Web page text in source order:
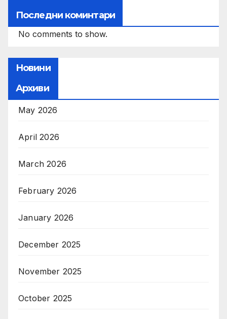
Последни коминтари
No comments to show.
Новини
Архиви
May 2026
April 2026
March 2026
February 2026
January 2026
December 2025
November 2025
October 2025